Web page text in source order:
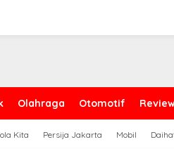
Olahraga Otomotif
Kita Persija Jakarta Mobil